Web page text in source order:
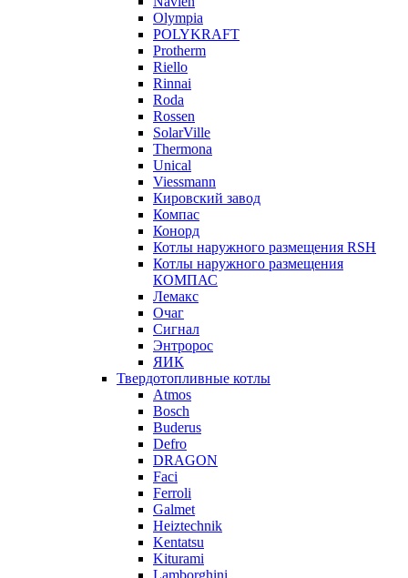
Olympia
POLYKRAFT
Protherm
Riello
Rinnai
Roda
Rossen
SolarVille
Thermona
Unical
Viessmann
Кировский завод
Компас
Конорд
Котлы наружного размещения RSH
Котлы наружного размещения
КОМПАС
Лемакс
Очаг
Сигнал
Энтророс
ЯИК
Твердотопливные котлы
Atmos
Bosch
Buderus
Defro
DRAGON
Faci
Ferroli
Galmet
Heiztechnik
Kentatsu
Kiturami
Lamborghini